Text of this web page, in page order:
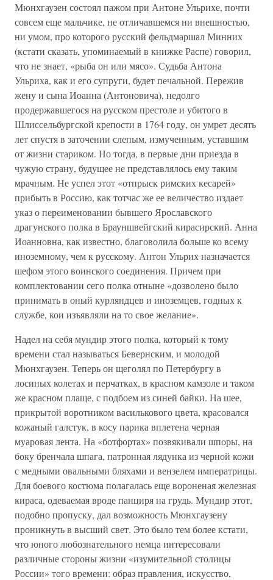
Мюнхгаузен состоял пажом при Антоне Ульрихе, почти
совсем еще мальчике, не отличавшемся ни внешностью,
ни умом, про которого русский фельдмаршал Минних
(кстати сказать, упоминаемый в книжке Распе) говорил,
что не знает, «рыба он или мясо». Судьба Антона
Ульриха, как и его супруги, будет печальной. Пережив
жену и сына Иоанна (Антоновича), недолго
продержавшегося на русском престоле и убитого в
Шлиссельбургской крепости в 1764 году, он умрет десять
лет спустя в заточении слепым, измученным, уставшим
от жизни стариком. Но тогда, в первые дни приезда в
чужую страну, будущее не представлялось ему таким
мрачным. Не успел этот «отпрыск римских кесарей»
прибыть в Россию, как тотчас же ее величество издает
указ о переименовании бывшего Ярославского
драгунского полка в Брауншвейгский кирасирский. Анна
Иоанновна, как известно, благоволила больше ко всему
иноземному, чем к русскому. Антон Ульрих назначается
шефом этого воинского соединения. Причем при
комплектовании сего полка отныне «дозволено было
принимать в оный курляндцев и иноземцев, годных к
службе, кои изъявляли на то свое желание».
Надел на себя мундир этого полка, который к тому
времени стал называться Бевернским, и молодой
Мюнхгаузен. Теперь он щеголял по Петербургу в
лосиных колетах и перчатках, в красном камзоле и таком
же красном плаще, с подбоем из синей байки. На шее,
прикрытой воротником василькового цвета, красовался
кожаный галстук, в косу парика вплетена черная
муаровая лента. На «ботфортах» позвякивали шпоры, на
боку бренчала шпага, патронная лядунка из черной кожи
с медными овальными бляхами и вензелем императрицы.
Для боевого костюма полагалась еще вороненая железная
кираса, одеваемая вроде панциря на грудь. Мундир этот,
подобно пропуску, дал возможность Мюнхгаузену
проникнуть в высший свет. Это было тем более кстати,
что юного любознательного немца интересовали
различные стороны жизни «изумительной столицы
России» того времени: образ правления, искусство,